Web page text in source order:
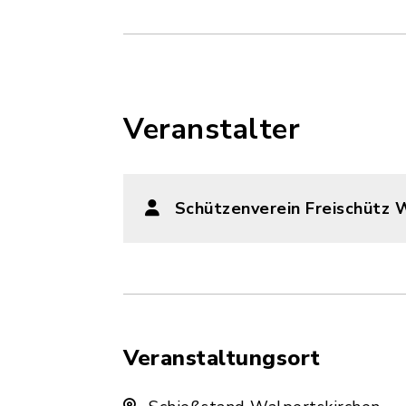
Veranstalter
Schützenverein Freischütz
Veranstaltungsort